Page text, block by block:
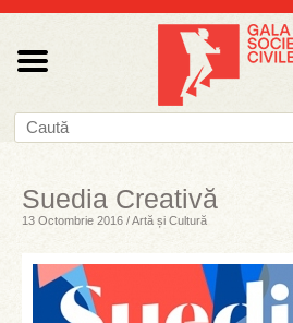
Suedia Creativă
13 Octombrie 2016 / Artă și Cultură